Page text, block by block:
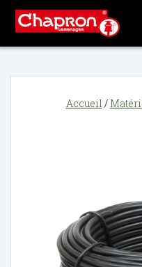
Accueil /